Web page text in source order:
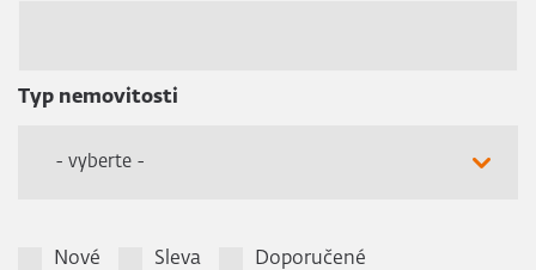
Typ nemovitosti
- vyberte -
Nové Sleva Doporučené